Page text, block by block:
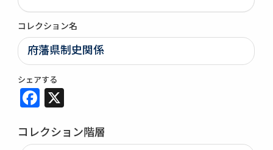
コレクション名
府藩県制史関係
シェアする
Facebook
コレクション階層